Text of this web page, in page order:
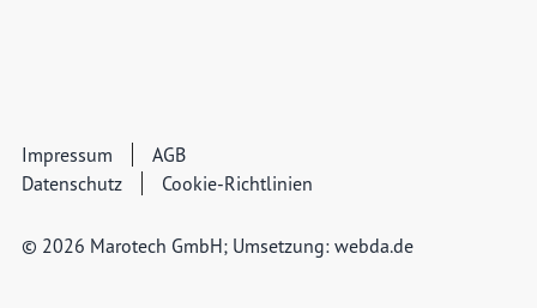
Impressum
AGB
Datenschutz
Cookie-Richtlinien
© 2026 Marotech GmbH; Umsetzung: webda.de